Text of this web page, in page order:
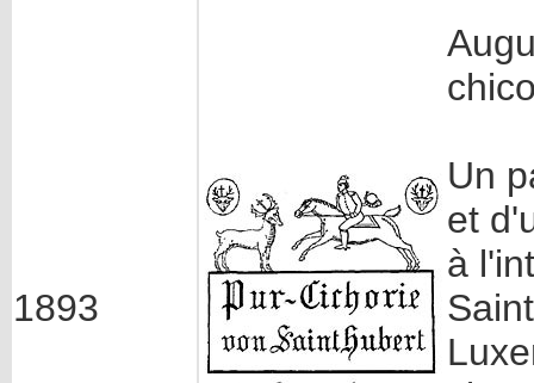
1893
Un
et
à